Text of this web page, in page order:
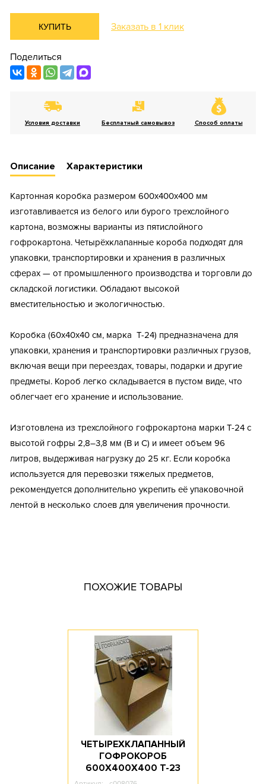
КУПИТЬ Заказать в 1 клик
Поделиться
Условия доставки Бесплатный самовывоз Способ оплаты
Описание Характеристики
Картонная коробка размером 600х400х400 мм
изготавливается из белого или бурого трехслойного
картона, возможны варианты из пятислойного
гофрокартона. Четырёхклапанные короба подходят для
упаковки, транспортировки и хранения в различных
сферах — от промышленного производства и торговли до
складской логистики. Обладают высокой
вместительностью и экологичностью.
Коробка (60x40x40 см, марка Т-24) предназначена для
упаковки, хранения и транспортировки различных грузов,
включая вещи при переездах, товары, подарки и другие
предметы. Короб легко складывается в пустом виде, что
облегчает его хранение и использование.
Изготовлена из трехслойного гофрокартона марки Т-24 с
высотой гофры 2,8–3,8 мм (В и С) и имеет объем 96
литров, выдерживая нагрузку до 25 кг. Если коробка
используется для перевозки тяжелых предметов,
рекомендуется дополнительно укрепить её упаковочной
лентой в несколько слоев для увеличения прочности.
Доступное количество: 999
ПОХОЖИЕ ТОВАРЫ
ЧЕТЫРЕХКЛАПАННЫЙ
ГОФРОКОРОБ
600Х400Х400 T-23